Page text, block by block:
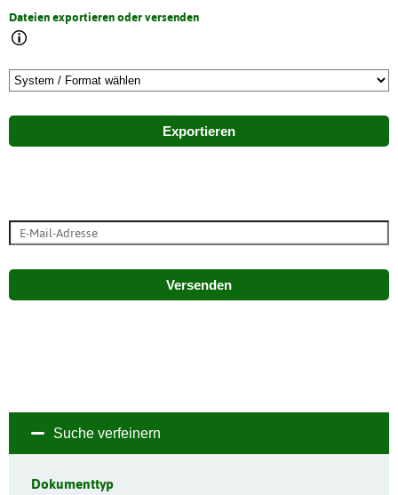
Dateien exportieren oder versenden
Exportieren
Versenden
Suche verfeinern
Dokumenttyp